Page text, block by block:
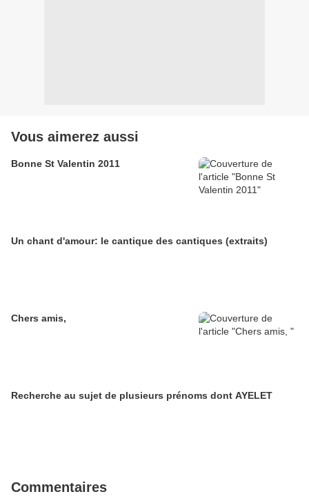
Vous aimerez aussi
Bonne St Valentin 2011
Un chant d'amour: le cantique des cantiques (extraits)
Chers amis,
Recherche au sujet de plusieurs prénoms dont AYELET
Commentaires